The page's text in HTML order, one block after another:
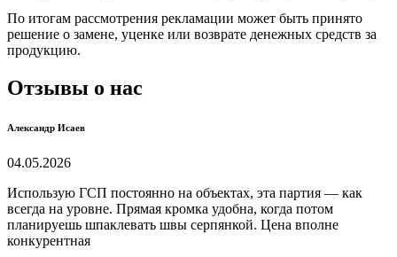
По итогам рассмотрения рекламации может быть принято
решение о замене, уценке или возврате денежных средств за
продукцию.
Отзывы о нас
Александр Исаев
04.05.2026
Использую ГСП постоянно на объектах, эта партия — как
всегда на уровне. Прямая кромка удобна, когда потом
планируешь шпаклевать швы серпянкой. Цена вполне
конкурентная